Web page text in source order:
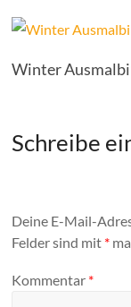
Winter
Schreibe
Deine E-Mail-
Felder sind mit *
Kommentar *